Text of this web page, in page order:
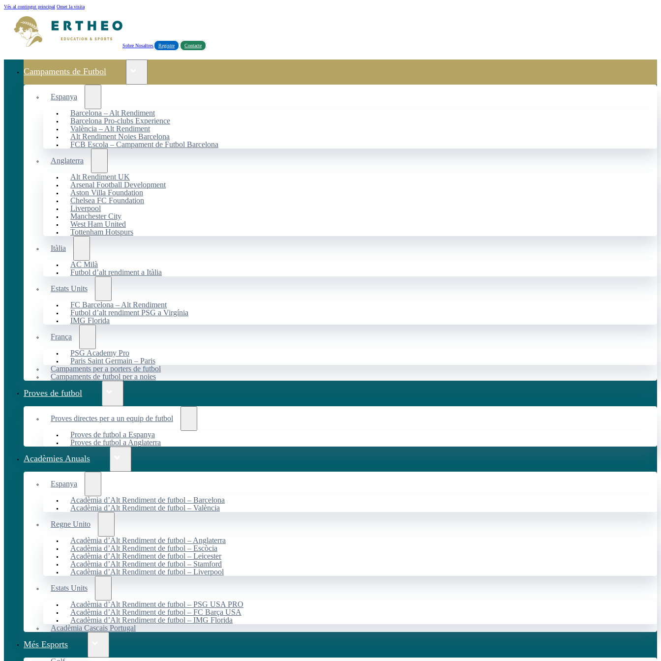
Vés al contingut principal Omet la visita
Sobre Nosaltres Registre Contacte
Campaments de Futbol
Espanya
Barcelona – Alt Rendiment
Barcelona Pro-clubs Experience
València – Alt Rendiment
Alt Rendiment Noies Barcelona
FCB Escola – Campament de Futbol Barcelona
Anglaterra
Alt Rendiment UK
Arsenal Football Development
Aston Villa Foundation
Chelsea FC Foundation
Liverpool
Manchester City
West Ham United
Tottenham Hotspurs
Itàlia
AC Milà
Futbol d’alt rendiment a Itàlia
Estats Units
FC Barcelona – Alt Rendiment
Futbol d’alt rendiment PSG a Virgínia
IMG Florida
França
PSG Academy Pro
Paris Saint Germain – Paris
Campaments per a porters de futbol
Campaments de futbol per a noies
Proves de futbol
Proves directes per a un equip de futbol
Proves de futbol a Espanya
Proves de futbol a Anglaterra
Acadèmies Anuals
Espanya
Acadèmia d’Alt Rendiment de futbol – Barcelona
Acadèmia d’Alt Rendiment de futbol – València
Regne Unito
Acadèmia d’Alt Rendiment de futbol – Anglaterra
Acadèmia d’Alt Rendiment de futbol – Escòcia
Acadèmia d’Alt Rendiment de futbol – Leicester
Acadèmia d’Alt Rendiment de futbol – Stamford
Acadèmia d’Alt Rendiment de futbol – Liverpool
Estats Units
Acadèmia d’Alt Rendiment de futbol – PSG USA PRO
Acadèmia d’Alt Rendiment de futbol – FC Barça USA
Acadèmia d’Alt Rendiment de futbol – IMG Florida
Acadèmia Cascais Portugal
Més Esports